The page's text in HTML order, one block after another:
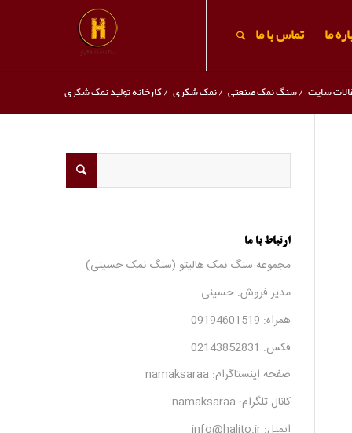
ما تماس با ما
سایت /سنگ نمک صنعتی /نمک شکری /کارخانه تولید نمک شکری
ارتباط با ما
مجموعه سنگ نمک هالیتو (سنگ نمک حسینی)
مدیر فروش: حسینی
همراه: 09194601519
فکس: 02143852831
صفحه اینستاگرام: namaksaraa
کانال تلگرام: namaksaraa